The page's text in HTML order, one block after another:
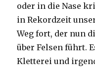
oder in die Nase
in Rekordzeit
Weg fort, der nun
über Felsen führt.
Kletterei und